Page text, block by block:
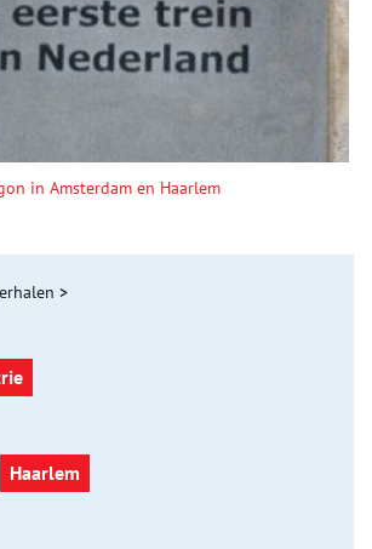
in Amsterdam en Haarlem
>
Haarlem